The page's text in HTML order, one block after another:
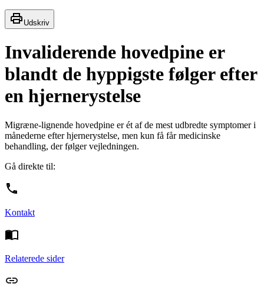
Udskriv
Invaliderende hovedpine er
blandt de hyppigste følger efter
en hjernerystelse
Migræne-lignende hovedpine er ét af de mest udbredte symptomer i
månederne efter hjernerystelse, men kun få får medicinske
behandling, der følger vejledningen.
Gå direkte til:
Kontakt
Relaterede sider